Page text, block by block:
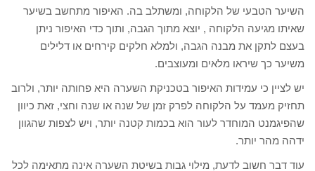
השיער הטבעי של הלקוחה, ומשתלב בה. האיפור מתחשב בשיער
שאיתו מגיעה הלקוחה , יוצא מתוך הגבה, ותוך כדי האיפור ניתן
בעצם לתקן את מבנה הגבה, ולמלא חלקים קירחים או דלילים
משיער כך שיראו מלאים ומעוצבים.
יש לציין כי עמידות האיפור בטכניקת השערה היא פחותה יותר, ולרוב
תחזיק מעמד על הלקוחה לפרק זמן של שנה או שנה וחצי, זאת כיוון
שהפיגמנט המוחדר לעור הוא בכמות קטנה יותר, ויש לצפות שהגוון
ידהה מהר יותר.
עוד דבר חשוב לדעת, מילוי גבות בשיטת השערה אינה מתאימה לכל